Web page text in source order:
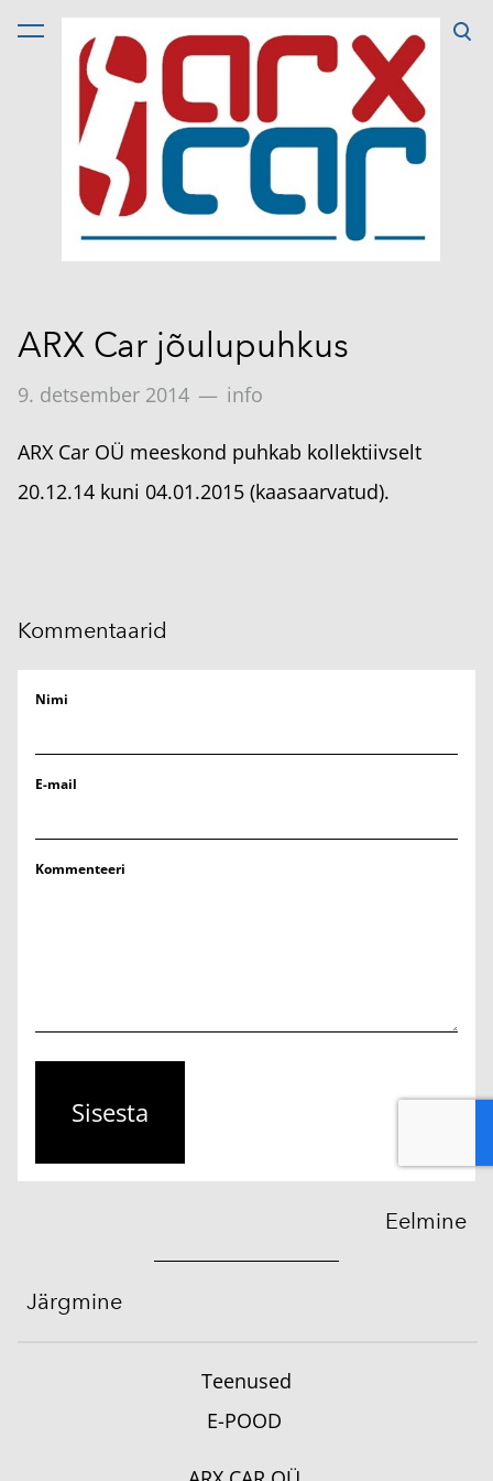
lisati ostukorvi. Vaata ostukorvi
ARX Car jõulupuhkus
9. detsember 2014 — info
ARX Car OÜ meeskond puhkab kollektiivselt
20.12.14 kuni 04.01.2015 (kaasaarvatud).
Kommentaarid
Nimi
E-mail
Kommenteeri
Eelmine
Järgmine
Teenused
E-POOD